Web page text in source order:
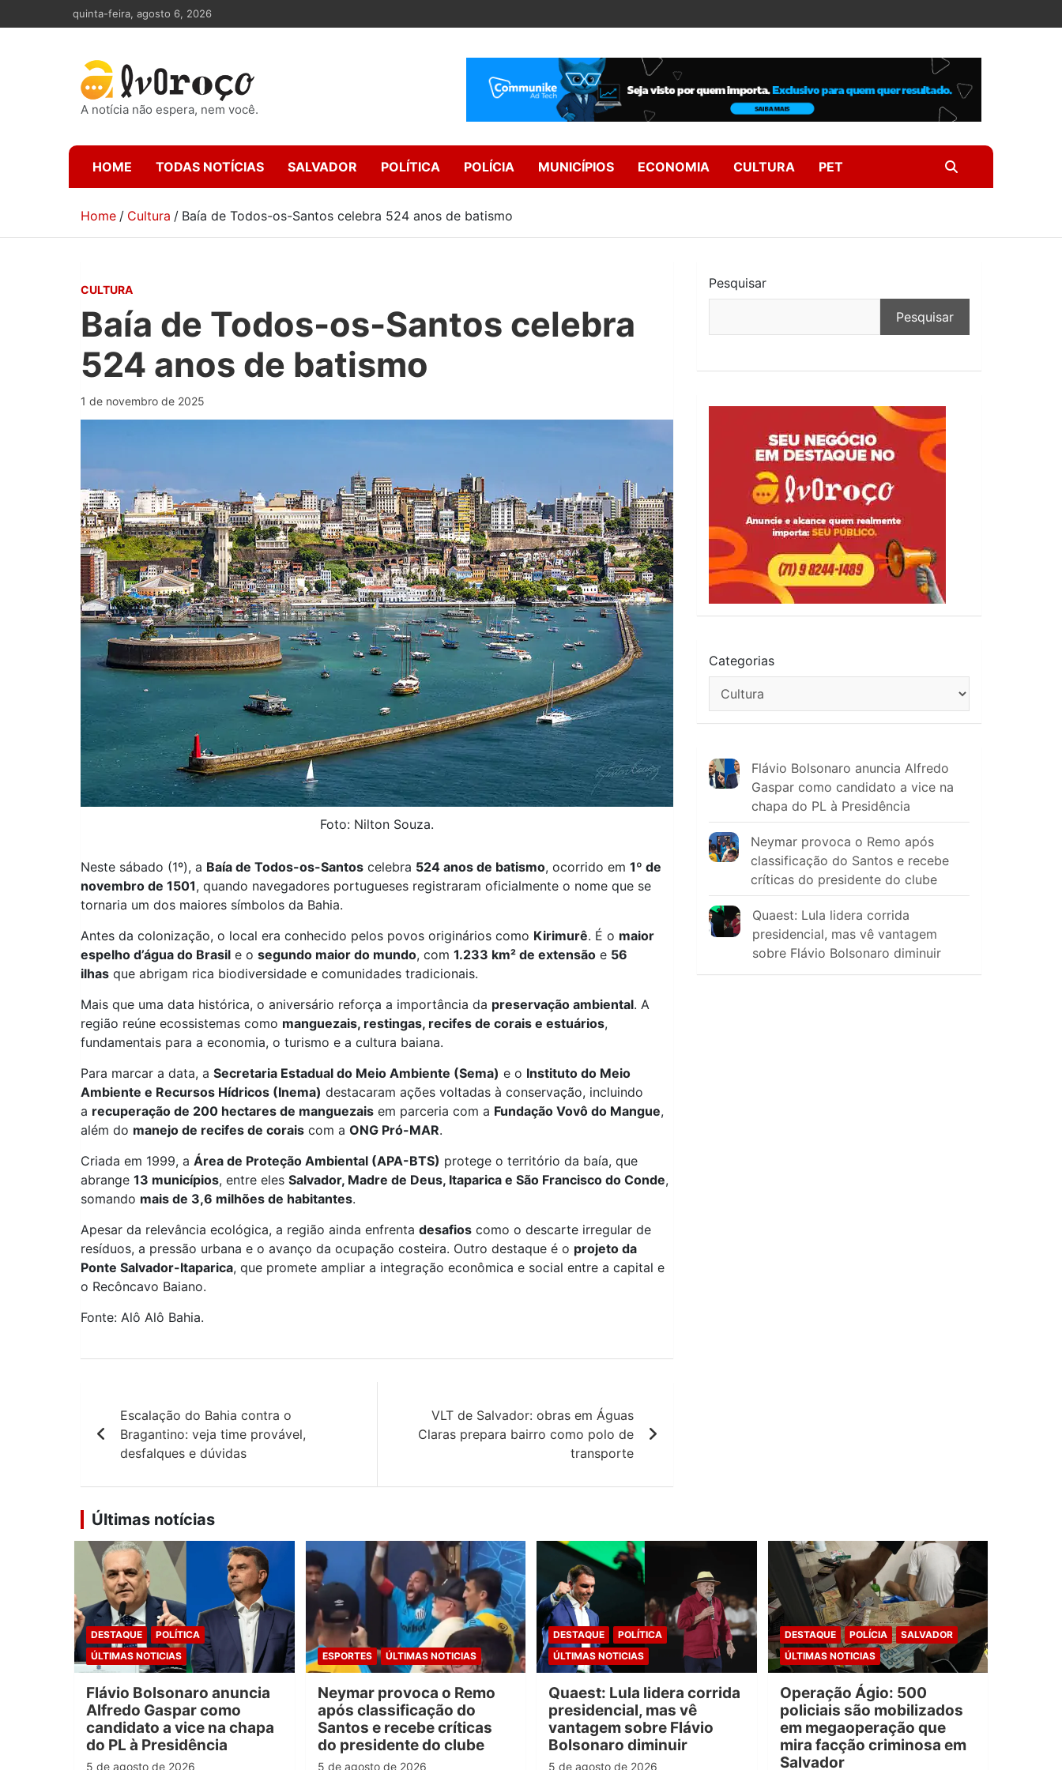
to
quinta-feira, agosto 6, 2026
A notícia não espera, nem você.
HOME TODAS NOTÍCIAS SALVADOR POLÍTICA POLÍCIA MUNICÍPIOS ECONOMIA CULTURA PET
Home Cultura Baía de Todos-os-Santos celebra 524 anos de batismo
CULTURA
Baía de Todos-os-Santos celebra
524 anos de batismo
1 de novembro de 2025
Foto: Nilton Souza.
Neste sábado (1º), a Baía de Todos-os-Santos celebra 524 anos de batismo, ocorrido em 1º de
novembro de 1501, quando navegadores portugueses registraram oficialmente o nome que se
tornaria um dos maiores símbolos da Bahia.
Antes da colonização, o local era conhecido pelos povos originários como Kirimurê. É o maior
espelho d’água do Brasil e o segundo maior do mundo, com 1.233 km² de extensão e 56
ilhas que abrigam rica biodiversidade e comunidades tradicionais.
Mais que uma data histórica, o aniversário reforça a importância da preservação ambiental. A
região reúne ecossistemas como manguezais, restingas, recifes de corais e estuários,
fundamentais para a economia, o turismo e a cultura baiana.
Para marcar a data, a Secretaria Estadual do Meio Ambiente (Sema) e o Instituto do Meio
Ambiente e Recursos Hídricos (Inema) destacaram ações voltadas à conservação, incluindo
a recuperação de 200 hectares de manguezais em parceria com a Fundação Vovô do Mangue,
além do manejo de recifes de corais com a ONG Pró-MAR.
Criada em 1999, a Área de Proteção Ambiental (APA-BTS) protege o território da baía, que
abrange 13 municípios, entre eles Salvador, Madre de Deus, Itaparica e São Francisco do Conde,
somando mais de 3,6 milhões de habitantes.
Apesar da relevância ecológica, a região ainda enfrenta desafios como o descarte irregular de
resíduos, a pressão urbana e o avanço da ocupação costeira. Outro destaque é o projeto da
Ponte Salvador-Itaparica, que promete ampliar a integração econômica e social entre a capital e
o Recôncavo Baiano.
Fonte: Alô Alô Bahia.
de
Post
Escalação do Bahia contra o
Bragantino: veja time provável,
desfalques e dúvidas
VLT de Salvador: obras em Águas
Claras prepara bairro como polo de
transporte
Pesquisar
Pesquisar
Categorias
Flávio Bolsonaro anuncia Alfredo
Gaspar como candidato a vice na
chapa do PL à Presidência
Neymar provoca o Remo após
classificação do Santos e recebe
críticas do presidente do clube
Quaest: Lula lidera corrida
presidencial, mas vê vantagem
sobre Flávio Bolsonaro diminuir
Últimas notícias
DESTAQUE
POLÍTICA
ÚLTIMAS NOTICIAS
Flávio Bolsonaro anuncia
Alfredo Gaspar como
candidato a vice na chapa
do PL à Presidência
5 de agosto de 2026
ESPORTES ÚLTIMAS NOTICIAS
Neymar provoca o Remo
após classificação do
Santos e recebe críticas
do presidente do clube
5 de agosto de 2026
DESTAQUE
POLÍTICA
ÚLTIMAS NOTICIAS
Quaest: Lula lidera corrida
presidencial, mas vê
vantagem sobre Flávio
Bolsonaro diminuir
5 de agosto de 2026
DESTAQUE POLÍCIA
SALVADOR
ÚLTIMAS NOTICIAS
Operação Ágio: 500
policiais são mobilizados
em megaoperação que
mira facção criminosa em
Salvador